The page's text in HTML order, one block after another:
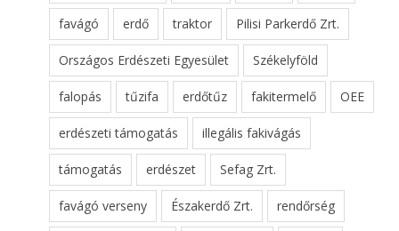
favágó erdő traktor Pilisi Parkerdő Zrt.
Országos Erdészeti Egyesület Székelyföld
falopás tűzifa erdőtűz fakitermelő OEE
erdészeti támogatás illegális fakivágás
támogatás erdészet Sefag Zrt.
favágó verseny Északerdő Zrt. rendőrség